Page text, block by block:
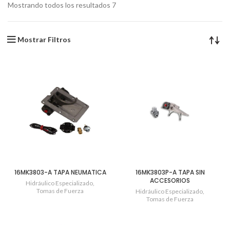
Mostrando todos los resultados 7
Mostrar Filtros
16MK3803-A TAPA NEUMATICA
Hidráulico Especializado,
Tomas de Fuerza
16MK3803P-A TAPA SIN
ACCESORIOS
Hidráulico Especializado,
Tomas de Fuerza